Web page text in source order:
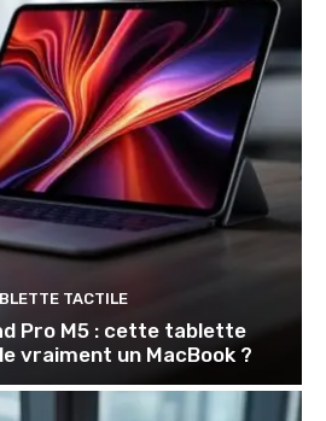
TACTILE
Pro M5 : cette tablette
vraiment un MacBook ?